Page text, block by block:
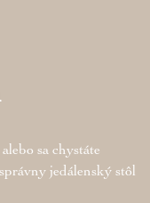
sa chystáte
jedálenský stôl